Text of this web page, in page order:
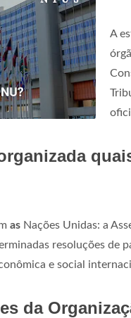
A
as Nações Unidas: a
resoluções de
e social
da